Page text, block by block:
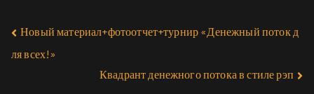
Новый материал+фотоотчет+турнир «Денежный поток д
ля всех!»
Квадрант денежного потока в стиле рэп